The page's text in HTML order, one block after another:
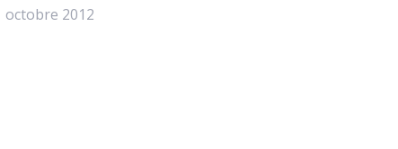
octobre 2012